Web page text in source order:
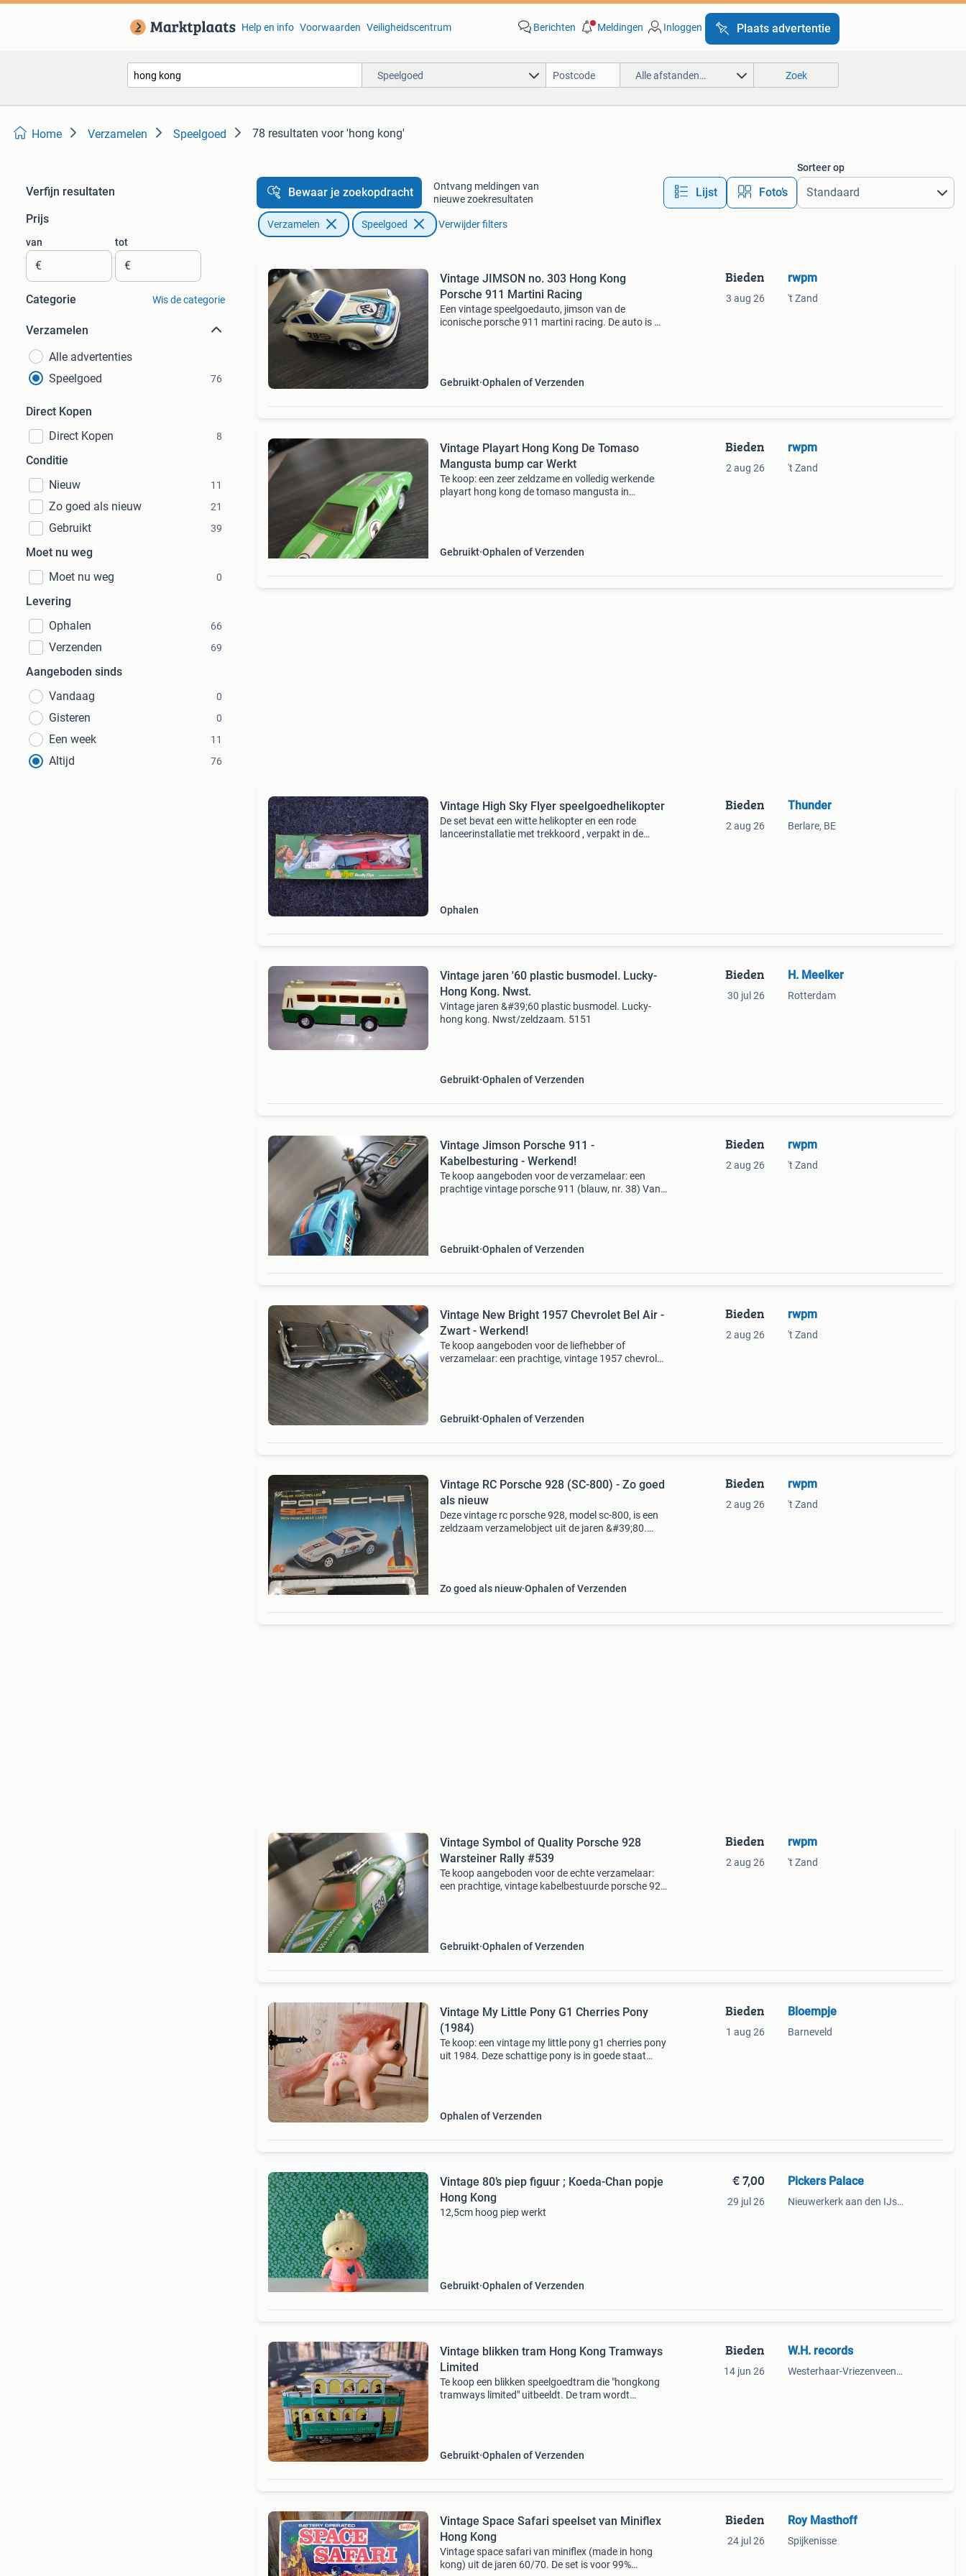
Help en info Voorwaarden Veiligheidscentrum Berichten Meldingen Inloggen Plaats advertentie
Speelgoed Alle afstanden… Zoek
Home Verzamelen Speelgoed 78 resultaten voor 'hong kong'
Verfijn resultaten
Prijs
van
€
tot
€
Categorie Wis de categorie
Verzamelen
Alle advertenties
Speelgoed
76
Direct Kopen
Direct Kopen
8
Conditie
Nieuw
11
Zo goed als nieuw 21
Gebruikt 39
Moet nu weg
Moet nu weg
0
Levering
Ophalen
66
Verzenden 69
Aangeboden sinds
Vandaag
0
Gisteren 0
Een week 11
Altijd 76
Bewaar je zoekopdracht
Ontvang meldingen van
nieuwe zoekresultaten
Lijst Foto’s
Sorteer op
Verzamelen Speelgoed Verwijder filters
Vintage JIMSON no. 303 Hong Kong
Porsche 911 Martini Racing
Een vintage speelgoedauto, jimson van de
iconische porsche 911 martini racing. De auto is wit
Gebruikt Ophalen of Verzenden
Bieden
3 aug 26
rwpm
't Zand
Vintage Playart Hong Kong De Tomaso
Mangusta bump car Werkt
Te koop: een zeer zeldzame en volledig werkende
playart hong kong de tomaso mangusta in
Gebruikt Ophalen of Verzenden
Bieden
2 aug 26
rwpm
't Zand
Vintage High Sky Flyer speelgoedhelikopter
De set bevat een witte helikopter en een rode
lanceerinstallatie met trekkoord , verpakt in de
Ophalen
Bieden
2 aug 26
Thunder
Berlare, BE
Vintage jaren '60 plastic busmodel. Lucky-
Hong Kong. Nwst.
Vintage jaren &#39;60 plastic busmodel. Lucky-
hong kong. Nwst/zeldzaam. 5151
Gebruikt Ophalen of Verzenden
Bieden
30 jul 26
H. Meelker
Rotterdam
Vintage Jimson Porsche 911 -
Kabelbesturing - Werkend!
Te koop aangeboden voor de verzamelaar: een
prachtige vintage porsche 911 (blauw, nr. 38) Van
Gebruikt Ophalen of Verzenden
Bieden
2 aug 26
rwpm
't Zand
Vintage New Bright 1957 Chevrolet Bel Air -
Zwart - Werkend!
Te koop aangeboden voor de liefhebber of
verzamelaar: een prachtige, vintage 1957 chevrolet
Gebruikt Ophalen of Verzenden
Bieden
2 aug 26
rwpm
't Zand
Vintage RC Porsche 928 (SC-800) - Zo goed
als nieuw
Deze vintage rc porsche 928, model sc-800, is een
zeldzaam verzamelobject uit de jaren &#39;80.
Zo goed als nieuw Ophalen of Verzenden
Bieden
2 aug 26
rwpm
't Zand
Vintage Symbol of Quality Porsche 928
Warsteiner Rally #539
Te koop aangeboden voor de echte verzamelaar:
een prachtige, vintage kabelbestuurde porsche 928
Gebruikt Ophalen of Verzenden
Bieden
2 aug 26
rwpm
't Zand
Vintage My Little Pony G1 Cherries Pony
(1984)
Te koop: een vintage my little pony g1 cherries pony
uit 1984. Deze schattige pony is in goede staat
Ophalen of Verzenden
Bieden
1 aug 26
Bloempje
Barneveld
Vintage 80’s piep figuur ; Koeda-Chan popje
Hong Kong
12,5cm hoog piep werkt
Gebruikt Ophalen of Verzenden
€ 7,00
29 jul 26
Pickers Palace
Nieuwerkerk aan den IJssel
Vintage blikken tram Hong Kong Tramways
Limited
Te koop een blikken speelgoedtram die "hongkong
tramways limited" uitbeeldt. De tram wordt
Gebruikt Ophalen of Verzenden
Bieden
14 jun 26
W.H. records
Westerhaar-Vriezenveensewijk
Vintage Space Safari speelset van Miniflex
Hong Kong
Vintage space safari van miniflex (made in hong
kong) uit de jaren 60/70. De set is voor 99%
Bieden
24 jul 26
Roy Masthoff
Spijkenisse